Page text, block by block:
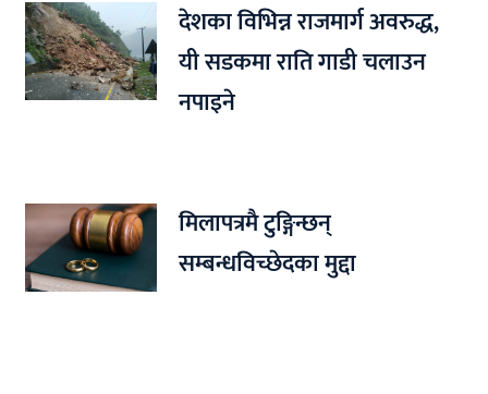
देशका विभिन्न राजमार्ग अवरुद्ध,
यी सडकमा राति गाडी चलाउन
नपाइने
मिलापत्रमै टुङ्गिन्छन्
सम्बन्धविच्छेदका मुद्दा